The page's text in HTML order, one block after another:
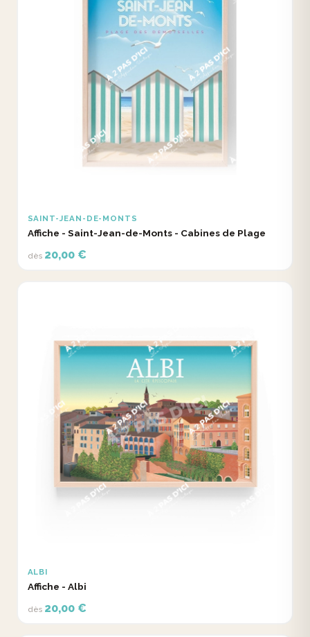
SAINT-JEAN-DE-MONTS
Affiche - Saint-Jean-de-Monts - Cabines de Plage
dès 20,00 €
ALBI
Affiche - Albi
dès 20,00 €